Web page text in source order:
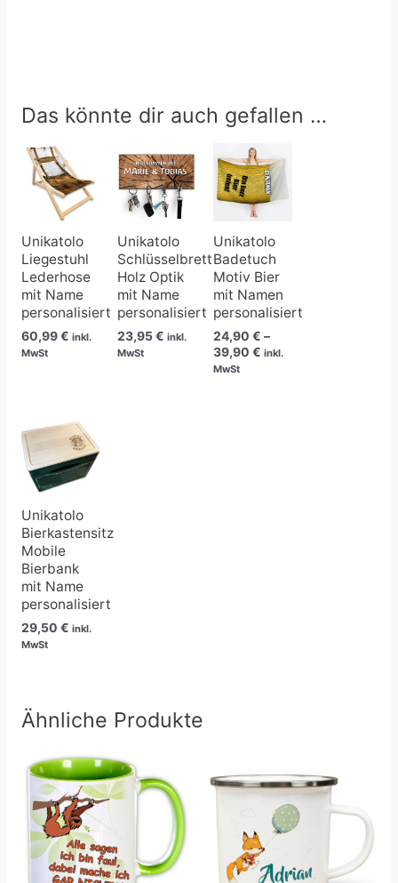
Das könnte dir auch gefallen …
Unikatolo
Liegestuhl
Lederhose
mit Name
personalisiert
60,99€ inkl.
MwSt
Unikatolo
Schlüsselbrett
Holz Optik
mit Name
personalisiert
23,95€ inkl.
MwSt
Unikatolo
Badetuch
Motiv Bier
mit Namen
personalisiert
24,90€ –
39,90€
24,90 €
bis
39,90 €
inkl.
MwSt
Unikatolo
Bierkastensitz
Mobile
Bierbank
mit Name
personalisiert
29,50 € inkl.
MwSt
Ähnliche Produkte